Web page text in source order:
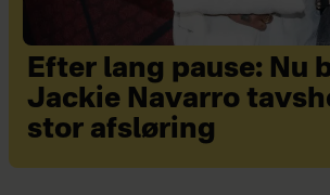
Efter lang pause: Nu
Jackie Navarro
stor afsløring